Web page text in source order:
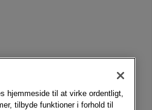
hjemmeside til at virke ordentligt,
tilbyde funktioner i forhold til